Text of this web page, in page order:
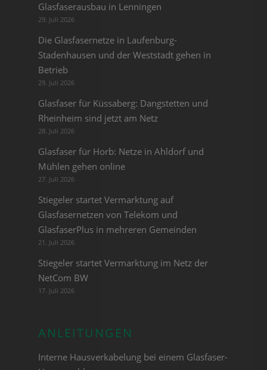
Glasfaserausbau in Lenningen
29. Juli 2026
Die Glasfasernetze in Laufenburg-
Stadenhausen und der Weststadt gehen in
Betrieb
29. Juli 2026
Glasfaser für Küssaberg: Dangstetten und
Rheinheim sind jetzt am Netz
28. Juli 2026
Glasfaser für Horb: Netze in Ahldorf und
Mühlen gehen online
27. Juli 2026
Stiegeler startet Vermarktung auf
Glasfasernetzen von Telekom und
GlasfaserPlus in mehreren Gemeinden
21. Juli 2026
Stiegeler startet Vermarktung im Netz der
NetCom BW
17. Juli 2026
ANLEITUNGEN
Interne Hausverkabelung bei einem Glasfaser-